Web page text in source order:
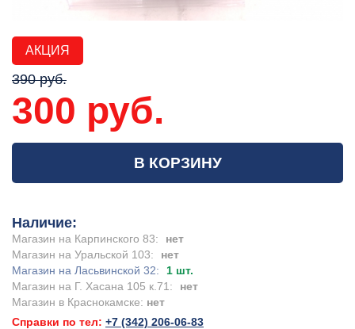
АКЦИЯ
390 руб.
300 руб.
В КОРЗИНУ
Наличие:
Магазин на Карпинского 83:
нет
Магазин на Уральской 103:
нет
Магазин на Ласьвинской 32:
1 шт.
Магазин на Г. Хасана 105 к.71:
нет
Магазин в Краснокамске: нет
Справки по тел: +7 (342) 206-06-83